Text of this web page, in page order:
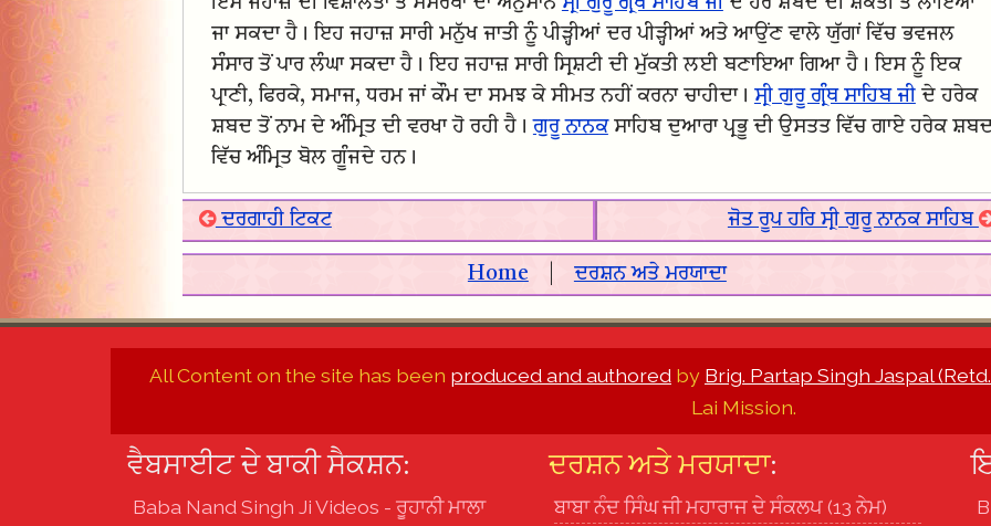
ਜਾ ਸਕਦਾ ਹੈ। ਇਹ ਜਹਾਜ਼ ਸਾਰੀ ਮਨੁੱਖ ਜਾਤੀ ਨੂੰ ਪੀੜ੍ਹੀਆਂ ਦਰ ਪੀੜ੍ਹੀਆਂ ਅਤੇ ਆਉਂਣ ਵਾਲੇ ਯੁੱਗਾਂ ਵਿੱਚ ਭਵਜਲ
ਸੰਸਾਰ ਤੋਂ ਪਾਰ ਲੰਘਾ ਸਕਦਾ ਹੈ। ਇਹ ਜਹਾਜ਼ ਸਾਰੀ ਸ੍ਰਿਸ਼ਟੀ ਦੀ ਮੁੱਕਤੀ ਲਈ ਬਣਾਇਆ ਗਿਆ ਹੈ। ਇਸ ਨੂੰ ਇਕ
ਪ੍ਰਾਣੀ, ਫਿਰਕੇ, ਸਮਾਜ, ਧਰਮ ਜਾਂ ਕੌਮ ਦਾ ਸਮਝ ਕੇ ਸੀਮਤ ਨਹੀਂ ਕਰਨਾ ਚਾਹੀਦਾ। ਸ੍ਰੀ ਗੁਰੂ ਗ੍ਰੰਥ ਸਾਹਿਬ ਜੀਦੇ ਹਰੇਕ
ਸ਼ਬਦ ਤੋਂ ਨਾਮ ਦੇ ਅੰਮ੍ਰਿਤ ਦੀ ਵਰਖਾ ਹੋ ਰਹੀ ਹੈ।ਗੁਰੂ ਨਾਨਕਸਾਹਿਬ ਦੁਆਰਾ ਪ੍ਰਭੂ ਦੀ ਉਸਤਤ ਵਿੱਚ ਗਾਏ ਹਰੇਕ
ਵਿੱਚ ਅੰਮ੍ਰਿਤ ਬੋਲ ਗੂੰਜਦੇ ਹਨ।
ਦਰਗਾਹੀ ਟਿਕਟ ਜੋਤ ਰੂਪ ਹਰਿ ਸ੍ਰੀ ਗੁਰੂ ਨਾਨਕ ਸਾਹਿਬ
Home ਦਰਸ਼ਨ ਅਤੇ ਮਰਯਾਦਾ
All Content on the site has been produced and authored by Brig. Partap Singh Jaspal
Lai Mission.
ਵੈਬਸਾਈਟ ਦੇ ਬਾਕੀ ਸੈਕਸ਼ਨ:
Baba Nand Singh Ji Videos - ਰੂਹਾਨੀ ਮਾਲਾ
ਦਰਸ਼ਨ ਅਤੇ ਮਰਯਾਦਾ:
ਬਾਬਾ ਨੰਦ ਸਿੰਘ ਜੀ ਮਹਾਰਾਜ ਦੇ ਸੰਕਲਪ (13 ਨੇਮ)